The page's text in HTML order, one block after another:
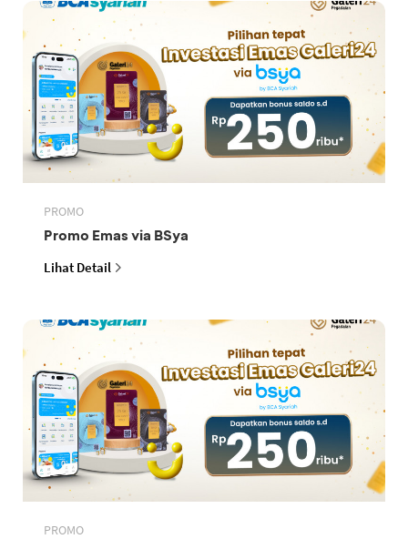
PROMO
Promo Emas via BSya
Lihat Detail
PROMO